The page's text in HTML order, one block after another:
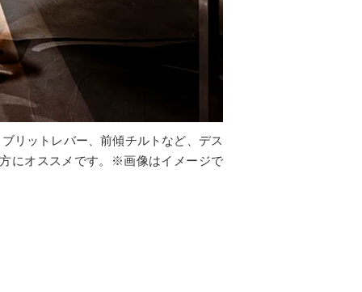
リットレバー、前傾チルトなど、デス
にオススメです。※画像はイメージで